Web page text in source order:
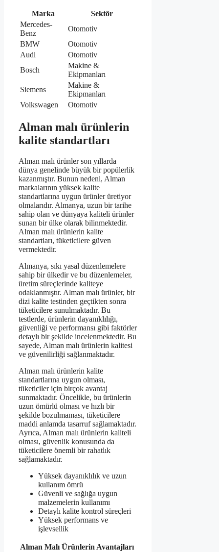
Marka
Sektör
Mercedes-
Benz
Otomotiv
BMW
Otomotiv
Audi
Otomotiv
Bosch
Makine &
Ekipmanları
Siemens
Makine &
Ekipmanları
Volkswagen
Otomotiv
Alman malı ürünlerin
kalite standartları
Alman malı ürünler son yıllarda
dünya genelinde büyük bir popülerlik
kazanmıştır. Bunun nedeni, Alman
markalarının yüksek kalite
standartlarına uygun ürünler üretiyor
olmalarıdır. Almanya, uzun bir tarihe
sahip olan ve dünyaya kaliteli ürünler
sunan bir ülke olarak bilinmektedir.
Alman malı ürünlerin kalite
standartları, tüketicilere güven
vermektedir.
Almanya, sıkı yasal düzenlemelere
sahip bir ülkedir ve bu düzenlemeler,
üretim süreçlerinde kaliteye
odaklanmıştır. Alman malı ürünler, bir
dizi kalite testinden geçtikten sonra
tüketicilere sunulmaktadır. Bu
testlerde, ürünlerin dayanıklılığı,
güvenliği ve performansı gibi faktörler
detaylı bir şekilde incelenmektedir. Bu
sayede, Alman malı ürünlerin kalitesi
ve güvenilirliği sağlanmaktadır.
Alman malı ürünlerin kalite
standartlarına uygun olması,
tüketiciler için birçok avantaj
sunmaktadır. Öncelikle, bu ürünlerin
uzun ömürlü olması ve hızlı bir
şekilde bozulmaması, tüketicilere
maddi anlamda tasarruf sağlamaktadır.
Ayrıca, Alman malı ürünlerin kaliteli
olması, güvenlik konusunda da
tüketicilere önemli bir rahatlık
sağlamaktadır.
Yüksek dayanıklılık ve uzun
kullanım ömrü
Güvenli ve sağlığa uygun
malzemelerin kullanımı
Detaylı kalite kontrol süreçleri
Yüksek performans ve
işlevsellik
Alman Malı Ürünlerin Avantajları